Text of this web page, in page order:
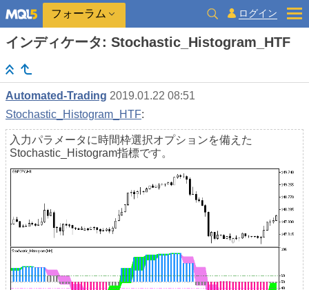
フォーラム ログイン
インディケータ: Stochastic_Histogram_HTF
Automated-Trading 2019.01.22 08:51
Stochastic_Histogram_HTF:
入力パラメータに時間枠選択オプションを備えた
Stochastic_Histogram指標です。